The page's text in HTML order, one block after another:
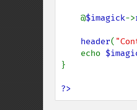
@$imagick->
header(
    echo
}
?>